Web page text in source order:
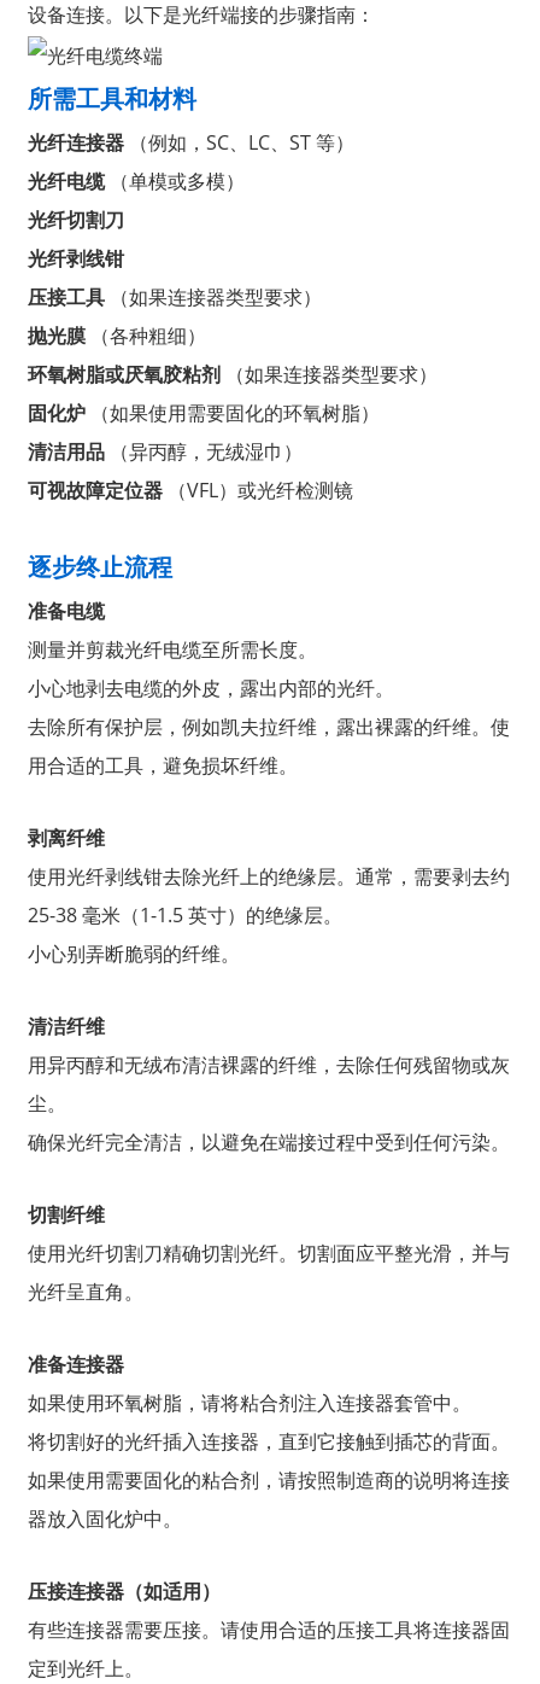
设备连接。以下是光纤端接的步骤指南：
所需工具和材料
光纤连接器（例如，SC、LC、ST 等）
光纤电缆（单模或多模）
光纤切割刀
光纤剥线钳
压接工具（如果连接器类型要求）
抛光膜（各种粗细）
环氧树脂或厌氧胶粘剂（如果连接器类型要求）
固化炉（如果使用需要固化的环氧树脂）
清洁用品（异丙醇，无绒湿巾）
可视故障定位器（VFL）或光纤检测镜
逐步终止流程
准备电缆
测量并剪裁光纤电缆至所需长度。
小心地剥去电缆的外皮，露出内部的光纤。
去除所有保护层，例如凯夫拉纤维，露出裸露的纤维。使
用合适的工具，避免损坏纤维。
剥离纤维
使用光纤剥线钳去除光纤上的绝缘层。通常，需要剥去约
25-38 毫米（1-1.5 英寸）的绝缘层。
小心别弄断脆弱的纤维。
清洁纤维
用异丙醇和无绒布清洁裸露的纤维，去除任何残留物或灰
尘。
确保光纤完全清洁，以避免在端接过程中受到任何污染。
切割纤维
使用光纤切割刀精确切割光纤。切割面应平整光滑，并与
光纤呈直角。
准备连接器
如果使用环氧树脂，请将粘合剂注入连接器套管中。
将切割好的光纤插入连接器，直到它接触到插芯的背面。
如果使用需要固化的粘合剂，请按照制造商的说明将连接
器放入固化炉中。
压接连接器（如适用）
有些连接器需要压接。请使用合适的压接工具将连接器固
定到光纤上。